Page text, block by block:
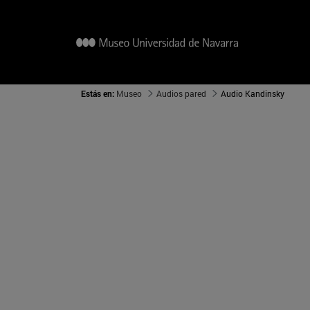
Estás en: Museo Audios pared Audio Kandinsky